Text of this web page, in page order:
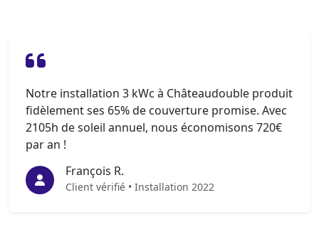
Notre installation 3 kWc à Châteaudouble produit
fidèlement ses 65% de couverture promise. Avec
2105h de soleil annuel, nous économisons 720€
par an !
François R.
Client vérifié • Installation 2022